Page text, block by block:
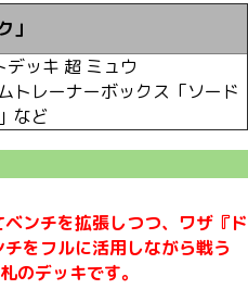
」
デッキ 超 ミュウ
トレーナーボックス「ソード
など
ンチを拡張しつつ、ワザ『ド
をフルに活用しながら戦う
のデッキです。